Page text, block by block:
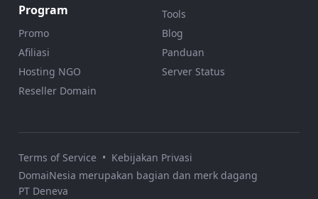
Program
Promo
Afiliasi
Hosting NGO
Reseller Domain
Tools
Blog
Panduan
Server Status
Terms of Service • Kebijakan Privasi
DomaiNesia merupakan bagian dan merk dagang
PT Deneva